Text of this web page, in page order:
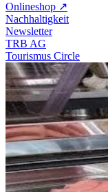
Onlineshop ↗
Nachhaltigkeit
Newsletter
TRB AG
Tourismus Circle